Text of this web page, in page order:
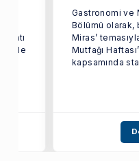
Satı
ile
Gastronomi ve
Bölümü olarak,
Miras’
Mutfağı
kapsamında